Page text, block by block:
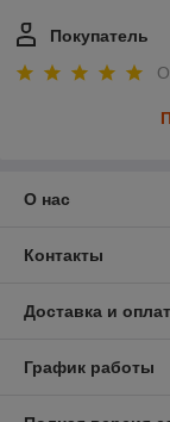
Покупатель
О нас
Контакты
Доставка и
График работы